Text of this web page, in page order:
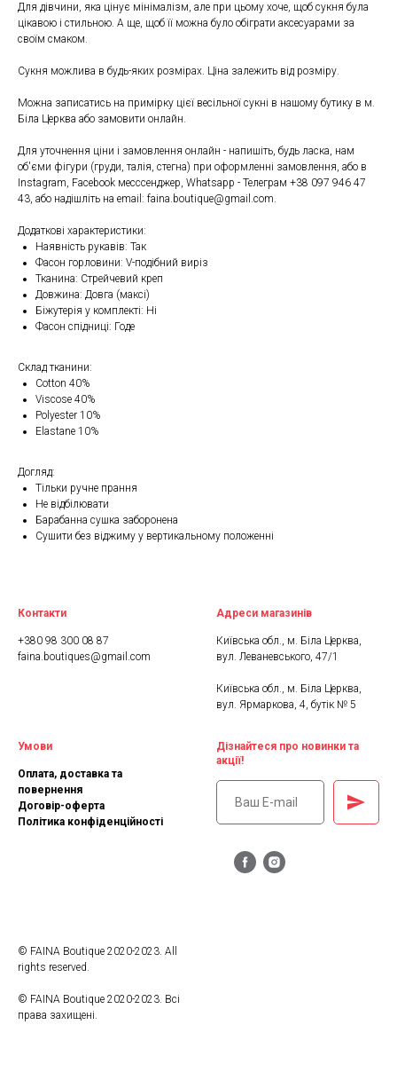
Для дівчини, яка цінує мінімалізм, але при цьому хоче, щоб сукня була
цікавою і стильною. А ще, щоб її можна було обіграти аксесуарами за
своїм смаком.
Сукня можлива в будь-яких розмірах. Ціна залежить від розміру.
Можна записатись на примірку цієї весільної сукні в нашому бутику в м.
Біла Церква або замовити онлайн.
Для уточнення ціни і замовлення онлайн - напишіть, будь ласка, нам
об'єми фігури (груди, талія, стегна) при оформленні замовлення, або в
Instagram, Facebook месссенджер, Whatsapp - Телеграм +38 097 946 47
43, або надішліть на email: faina.boutique@gmail.com.
Додаткові характеристики:
Наявність рукавів: Так
Фасон горловини: V-подібний виріз
Тканина: Стрейчевий креп
Довжина: Довга (максі)
Біжутерія у комплекті: Ні
Фасон спідниці: Годе
Склад тканини:
Cotton 40%
Viscose 40%
Polyester 10%
Elastane 10%
Догляд:
Тільки ручне прання
Не відбілювати
Барабанна сушка заборонена
Сушити без віджиму у вертикальному положенні
Контакти
+380 98 300 08 87
faina.boutiques@gmail.com
Адреси магазинів
Київська обл., м. Біла Церква,
вул. Леваневського, 47/1
Київська обл., м. Біла Церква,
вул. Ярмаркова, 4, бутік № 5
Умови
Оплата, доставка та
повернення
Договір-оферта
Політика конфіденційності
Дізнайтеся про новинки та
акції!
© FAINA Boutique 2020-2023. All
rights reserved.
© FAINA Boutique 2020-2023. Всі
права захищені.